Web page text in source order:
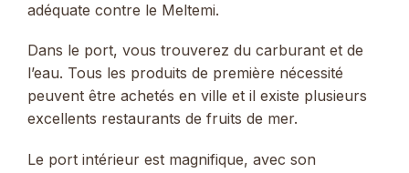
adéquate contre le Meltemi.
Dans le port, vous trouverez du carburant et de
l’eau. Tous les produits de première nécessité
peuvent être achetés en ville et il existe plusieurs
excellents restaurants de fruits de mer.
Le port intérieur est magnifique, avec son